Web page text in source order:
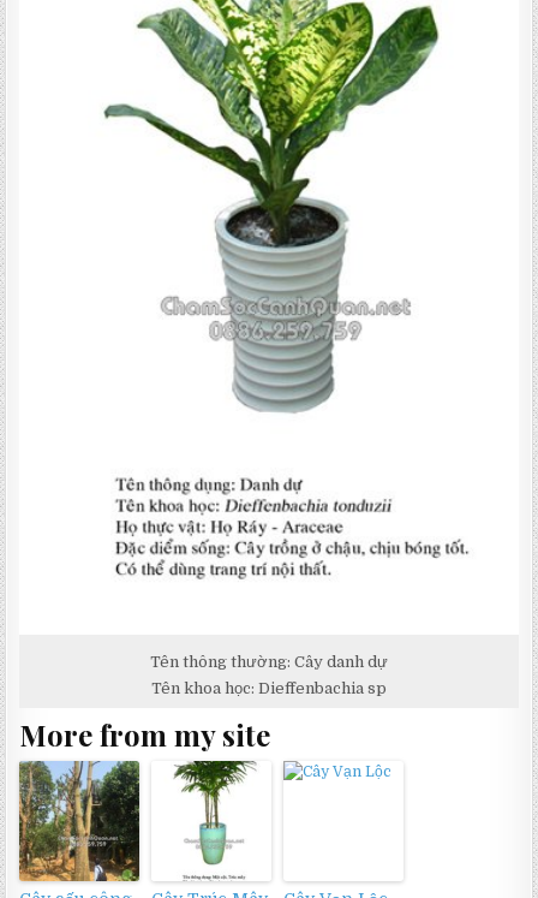
Tên thông thường: Cây danh dự
Tên khoa học: Dieffenbachia sp
More from my site